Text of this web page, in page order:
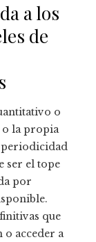
a los
de
o
o la propia
periodicidad
ser el tope
por
que
acceder a